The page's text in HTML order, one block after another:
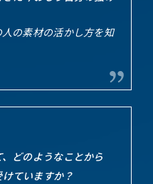
の素材の活かし方を知
どのようなことから
ていますか？